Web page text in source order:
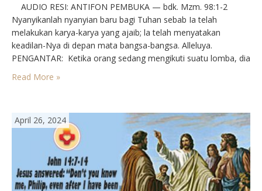
AUDIO RESI: ANTIFON PEMBUKA — bdk. Mzm. 98:1-2⁣⁣⁣
Nyanyikanlah nyanyian baru bagi Tuhan sebab Ia telah
melakukan karya-karya yang ajaib; la telah menyatakan
keadilan-Nya di depan mata bangsa-bangsa. Alleluya.⁣⁣⁣⁣⁣⁣
PENGANTAR⁣⁣⁣: Ketika orang sedang mengikuti suatu lomba, dia
kegiatan itu. Begitu pula bagi mereka yang sedang menempuh
Read More »
April 26, 2024